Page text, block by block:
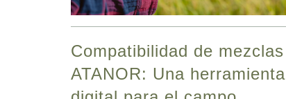
Compatibilidad de mezclas
ATANOR: Una herramienta